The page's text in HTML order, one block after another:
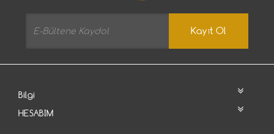
Kayıt Ol
Bilgi
HESABIM